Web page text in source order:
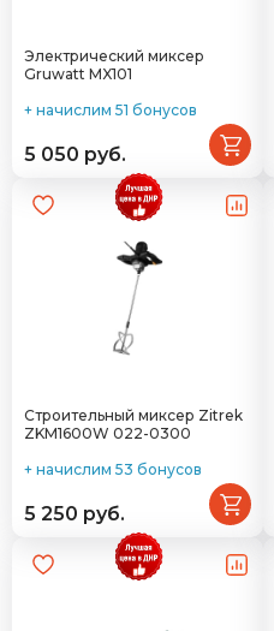
Электрический миксер
Gruwatt MX101
+ начислим 51 бонусов
5 050 руб.
Строительный миксер Zitrek
ZKM1600W 022-0300
+ начислим 53 бонусов
5 250 руб.